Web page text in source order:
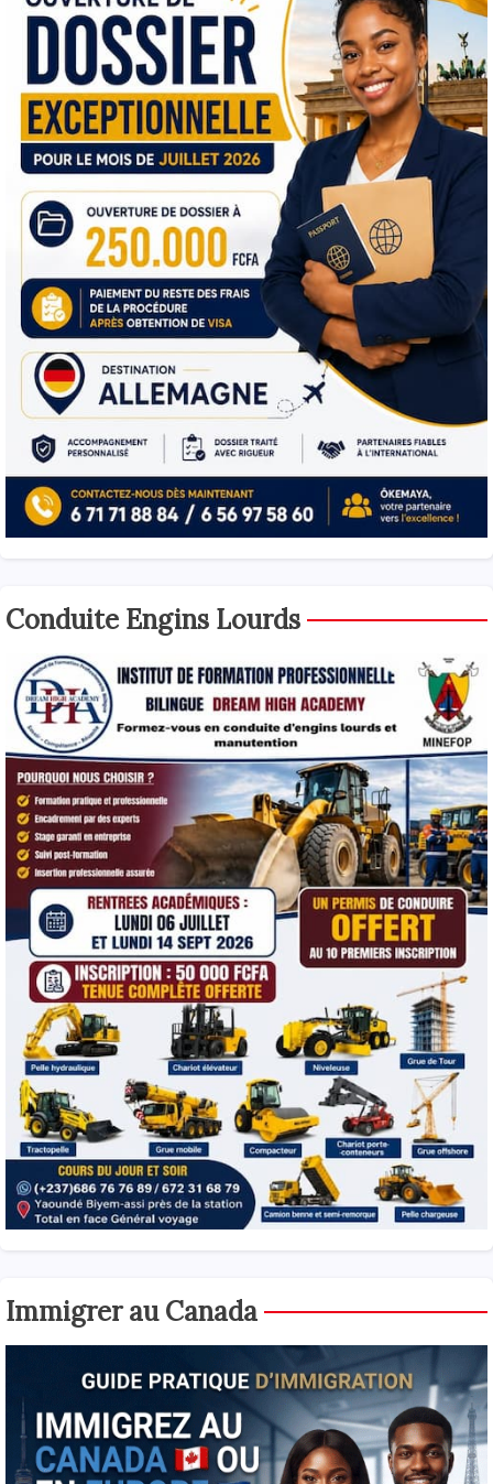
Conduite Engins Lourds
Immigrer au Canada